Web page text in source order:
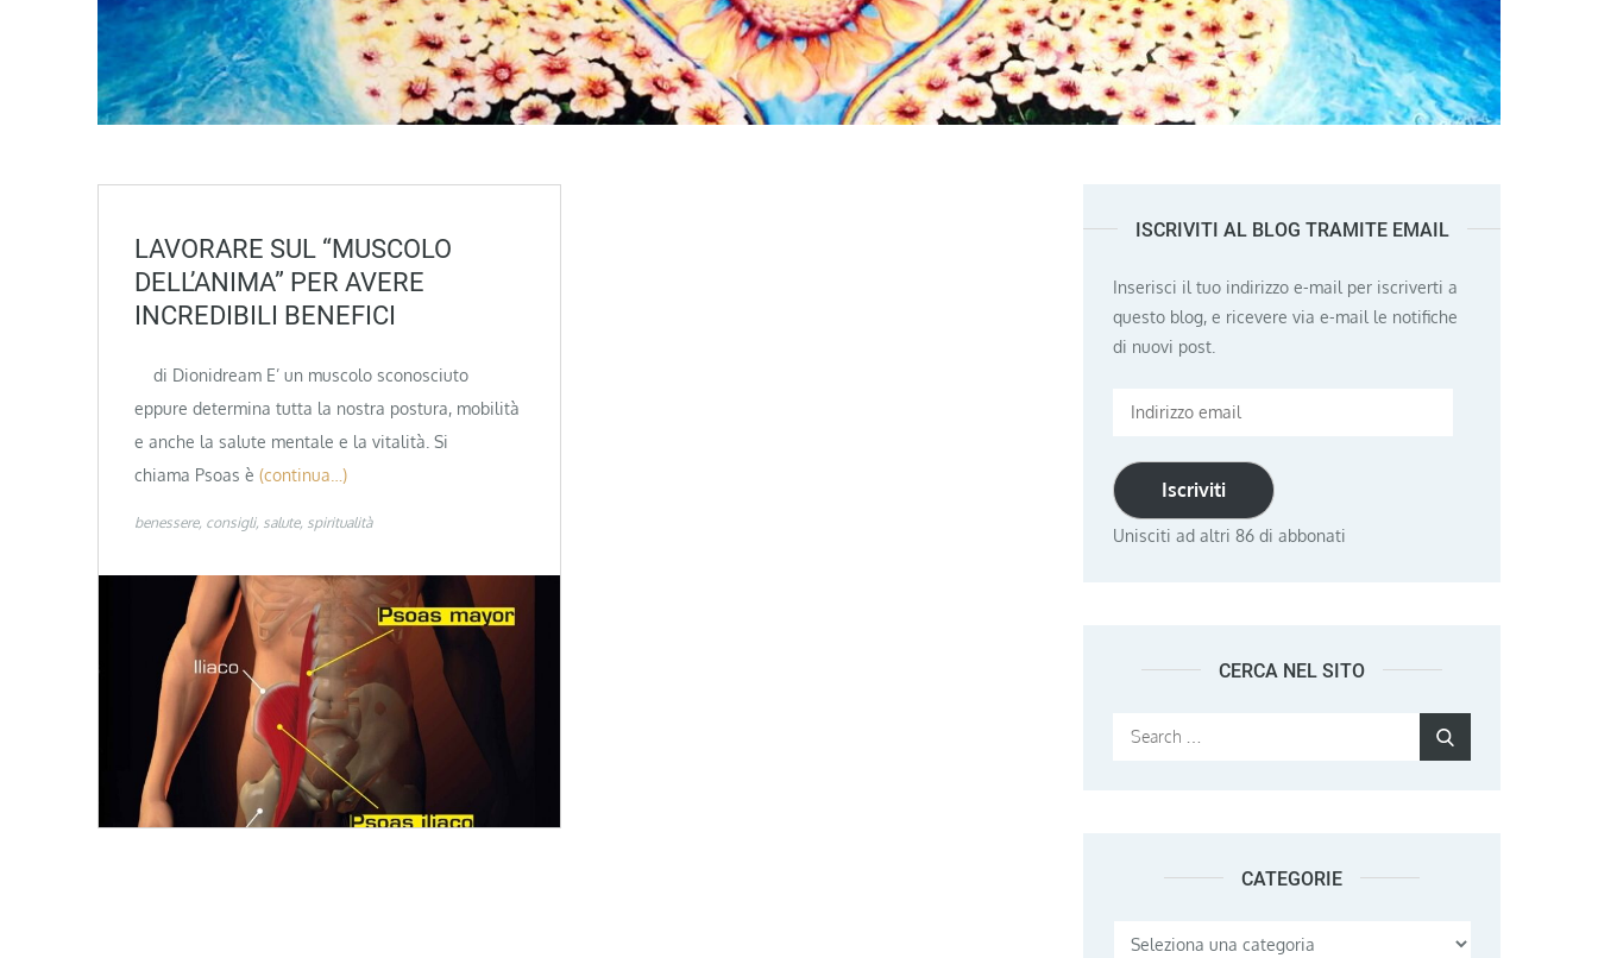
LAVORARE SUL “MUSCOLO
DELL’ANIMA” PER AVERE
INCREDIBILI BENEFICI
di Dionidream E’ un muscolo sconosciuto
eppure determina tutta la nostra postura, mobilità
e anche la salute mentale e la vitalità. Si
chiama Psoas è (continua…)
benessere consigli salute spiritualità
ISCRIVITI AL BLOG TRAMITE EMAIL
Inserisci il tuo indirizzo e-mail per iscriverti a
questo blog, e ricevere via e-mail le notifiche
di nuovi post.
Indirizzo
Iscriviti
Unisciti ad altri 86 di abbonati
CERCA NEL SITO
Search
CATEGORIE
Categorie